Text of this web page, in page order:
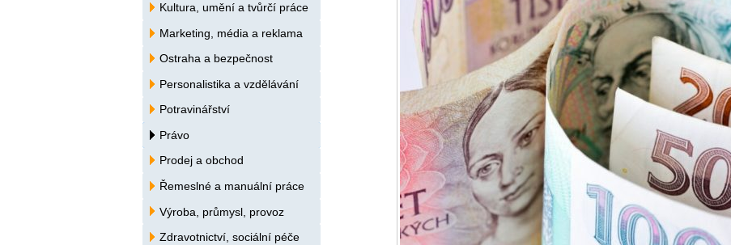
Kultura, umění a tvůrčí práce
Marketing, média a reklama
Ostraha a bezpečnost
Personalistika a vzdělávání
Potravinářství
Právo
Prodej a obchod
Řemeslné a manuální práce
Výroba, průmysl, provoz
Zdravotnictví, sociální péče